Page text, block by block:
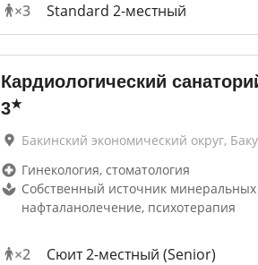
×3 Standard 2-местный
Кардиологический
3★
Бакинский экономический округ, Баку
Гинекология, стоматология
Собственный источник минеральных
нафталанолечение, психотерапия
×2 Сюит 2-местный (Senior)